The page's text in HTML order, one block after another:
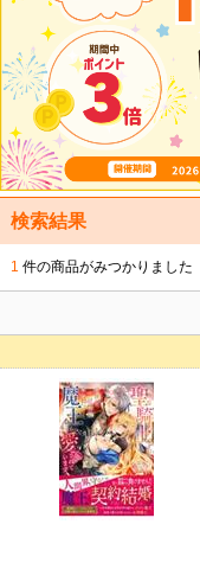
検索結果
1 件の商品がみつかりました